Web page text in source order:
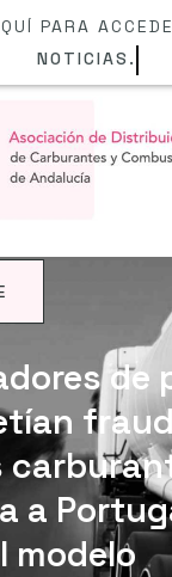
PARA
NOTICIAS.
de
a
modelo